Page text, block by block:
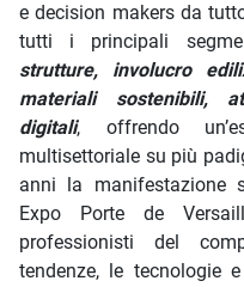
e decision makers da
tutti i principali
strutture, involucro
materiali sostenibili,
digitali, offrendo
multisettoriale su più
anni la manifestazione
Expo Porte de
professionisti del
tendenze, le tecnologie